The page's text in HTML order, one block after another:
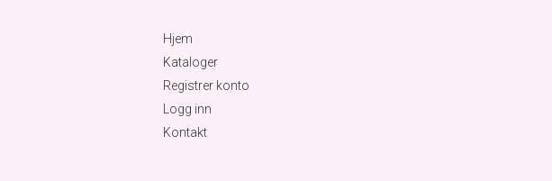
Hjem
Kataloger
Registrer konto
Logg inn
Kontakt